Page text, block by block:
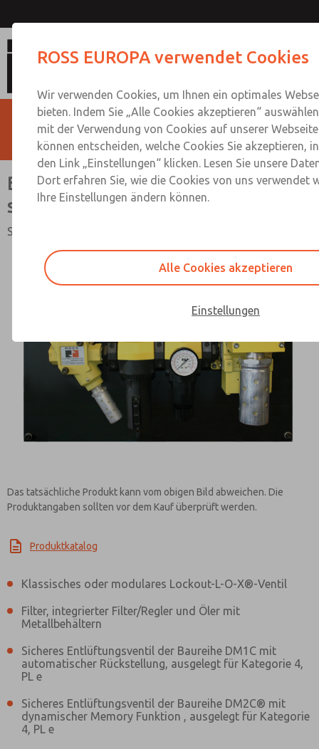
Baugruppe mit DMC Ventil für
sichere Entlüftung
Sicherheitskategorie 4 PL e, intern überwacht
Das tatsächliche Produkt kann vom obigen Bild abweichen. Die
Produktangaben sollten vor dem Kauf überprüft werden.
Produktkatalog
Klassisches oder modulares Lockout-L-O-X®-Ventil
Filter, integrierter Filter/Regler und Öler mit
Metallbehältern
Sicheres Entlüftungsventil der Baureihe DM1C mit
automatischer Rückstellung, ausgelegt für Kategorie 4,
PL e
Sicheres Entlüftungsventil der Baureihe DM2C® mit
dynamischer Memory Funktion , ausgelegt für Kategorie
4, PL e
Kontaktieren Sie ROSS
Informationen
ROSS EUROPA verwendet Cookies
Wir verwenden Cookies, um Ihnen ein optimales
bieten. Indem Sie „Alle Cookies akzeptieren“
mit der Verwendung von Cookies auf unserer
können entscheiden, welche Cookies Sie akzeptieren,
den Link „Einstellungen“ klicken. Lesen Sie unsere
Dort erfahren Sie, wie die Cookies von uns verwendet
Ihre Einstellungen ändern können.
Alle Cookies akzeptieren
Einstellungen